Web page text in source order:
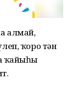
алмай,
ҡоро тән
ҡайғыһы